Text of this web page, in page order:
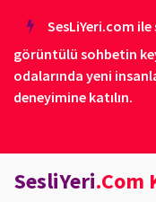
SesLiYeri.com
görüntülü sohbetin
odalarında yeni
deneyimine katılın.
SesliYeri.Com